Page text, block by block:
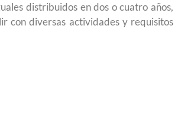
distribuidos en dos o cuatro años,
con diversas actividades y requisitos
el curso gratuito de preparación
de naturalización en EUA